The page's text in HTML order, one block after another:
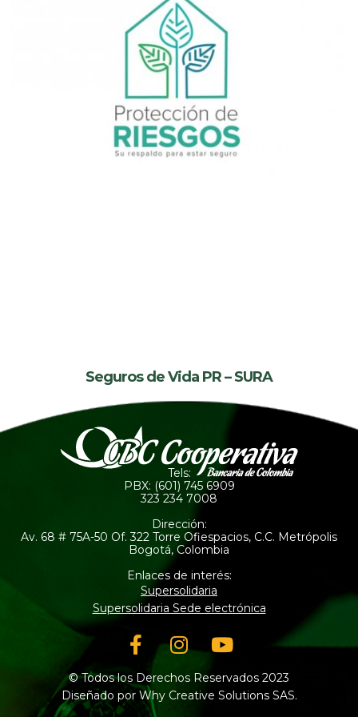
Seguros de Vida PR – SURA
Tels:
PBX: (601) 745 6909
323 234 7008
Dirección:
Av. 68 # 75A-50 Of. 322 Torre Ofiespacios, C.C. Metrópolis
Bogotá, Colombia
Enlaces de interés:
Supersolidaria
Supersolidaria Sede electrónica
Facebook-
f
Instagram
Youtube
© Todos los Derechos Reservados 2023
Diseñado por Why Creative Solutions SAS.